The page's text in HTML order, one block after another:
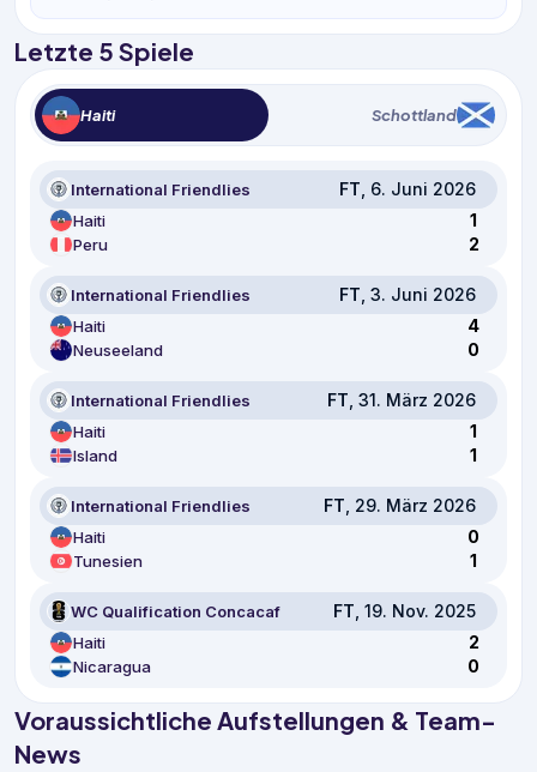
Letzte 5 Spiele
Haiti Schottland
International Friendlies FT , 6. Juni 2026
Haiti 1
Peru 2
International Friendlies FT , 3. Juni 2026
Haiti 4
Neuseeland 0
International Friendlies FT , 31. März 2026
Haiti 1
Island 1
International Friendlies FT , 29. März 2026
Haiti 0
Tunesien 1
WC Qualification Concacaf FT , 19. Nov. 2025
Haiti 2
Nicaragua 0
Voraussichtliche Aufstellungen & Team-
News